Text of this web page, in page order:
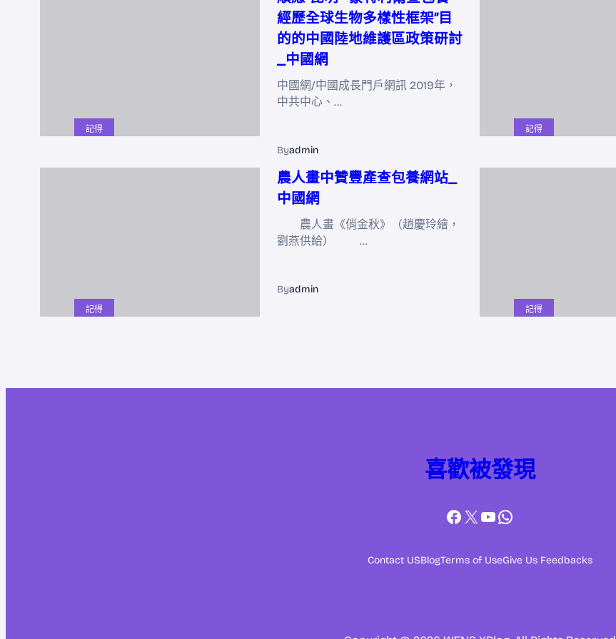
記得
經歷全球生物多樣性框架”目
的的中國陸地維護區政策研討
_中國網
中國網/中國成長門戶網訊 2019年，
中共中心、…
Byadmin
記得
記得
農人畫中贊豐產查包養網站_
中國網
農人畫《俏金秋》（趙慶玲繪，
劉燕供給） …
Byadmin
記得
喜歡被發現
Facebook
X YouTube
WhatsApp
Contact USBlogTerms of UseGive Us Feedbacks